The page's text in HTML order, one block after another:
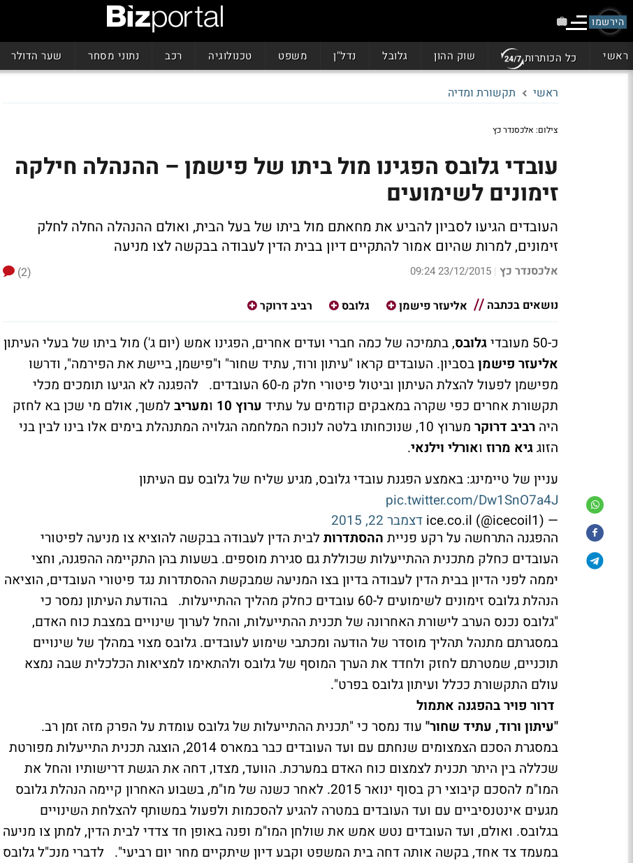
הירשמו
ראשי כל הכותרות שוק ההון גלובל נדל"ן משפט טכנולוגיה רכב נתוני מסחר שער הדולר
ראשי תקשורת ומדיה
צילום: אלכסנדר כץ
עובדי גלובס הפגינו מול ביתו של פישמן – ההנהלה חילקה
זימונים לשימועים
העובדים הגיעו לסביון להביע את מחאתם מול ביתו של בעל הבית, ואולם ההנהלה החלה לחלק
זימונים, למרות שהיום אמור להתקיים דיון בבית הדין לעבודה בבקשה לצו מניעה
אלכסנדר כץ |
23/12/2015 09:24
(2)
נושאים בכתבה
אליעזר פישמן גלובס רביב דרוקר
כ-50 מעובדי גלובס, בתמיכה של כמה חברי ועדים אחרים, הפגינו אמש (יום ג') מול ביתו של בעלי העיתון
אליעזר פישמןבסביון. העובדים קראו "עיתון ורוד, עתיד שחור" ו"פישמן, ביישת את הפירמה", ודרשו
מפישמן לפעול להצלת העיתון וביטול פיטורי חלק מ-60 העובדים. להפגנה לא הגיעו תומכים מכלי
תקשורת אחרים כפי שקרה במאבקים קודמים על עתיד ערוץ 10 ומעריב למשך, אולם מי שכן בא לחזק
היה רביב דרוקר
מערוץ 10, שנוכחותו בלטה לנוכח המלחמה הגלויה המתנהלת בימים אלו בינו לבין בני
הזוגגיא מרוז ואורלי וילנאי.
עניין של טיימינג: באמצע הפגנת עובדי גלובס, מגיע שליח של גלובס עם העיתון
pic.twitter.com/Dw1SnO7a4J
— ice.co.il (@icecoil1)
דצמבר 22, 2015
ההפגנה התרחשה על רקע פניית ההסתדרות לבית הדין לעבודה בבקשה להוציא צו מניעה לפיטורי
העובדים כחלק מתכנית ההתייעלות שכוללת גם סגירת מוספים. בשעות בהן התקיימה ההפגנה, וחצי
יממה לפני הדיון בבית הדין לעבודה בדיון בצו המניעה שמבקשת ההסתדרות נגד פיטורי העובדים, הוציאה
הנהלת גלובס זימונים לשימועים ל-60 עובדים כחלק מהליך ההתייעלות. בהודעת העיתון נמסר כי
"גלובס נכנס הערב לישורת האחרונה של תכנית ההתייעלות, והחל לערוך שינויים במצבת כוח האדם,
במסגרתם מתנהל תהליך מוסדר של הודעה ומכתבי שימוע לעובדים. גלובס מצוי במהלך של שינויים
תוכניים, שמטרתם לחזק ולחדד את הערך המוסף של גלובס ולהתאימו למציאות הכלכלית שבה נמצא
עולם התקשורת ככלל ועיתון גלובס בפרט".
דרור פויר בהפגנה אתמול
"עיתון ורוד, עתיד שחור" עוד נמסר כי "תכנית ההתייעלות של גלובס עומדת על הפרק מזה זמן רב.
במסגרת הסכם הצמצומים שנחתם עם ועד העובדים כבר במארס 2014, הוצגה תכנית התייעלות מפורטת
שכללה בין היתר תכנית לצמצום כוח האדם במערכת. הוועד, מצדו, דחה את הגשת דרישותיו והחל את
המו"מ להסכם קיבוצי רק בסוף ינואר 2015. לאחר כשנה של מו"מ, בשבוע האחרון קיימה הנהלת גלובס
מגעים אינטנסיביים עם ועד העובדים במטרה להגיע להסכמות ולפעול במשותף להצלחת השינויים
בגלובס. ואולם, ועד העובדים נטש אמש את שולחן המו"מ ופנה באופן חד צדדי לבית הדין, למתן צו מניעה
במעמד צד אחד, בקשה אותה דחה בית המשפט וקבע דיון שיתקיים מחר יום רביעי". לדברי מנכ"ל גלובס